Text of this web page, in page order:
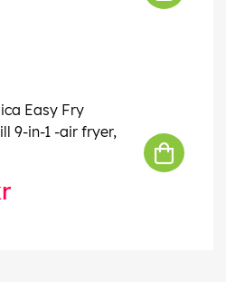
Easy Fry
9-in-1 -air fryer,